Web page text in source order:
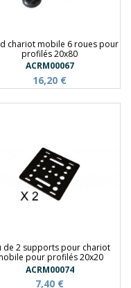
chariot mobile 6 roues pour
profilés 20x80
ACRM00067
16,20 €
de 2 supports pour chariot
pour profilés 20x20
ACRM00074
7,40 €